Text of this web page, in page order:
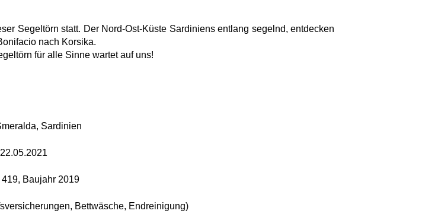
Segeltörn statt. Der Nord-Ost-Küste Sardiniens entlang segelnd, entdecken
nach Korsika.
für alle Sinne wartet auf uns!
Sardinien
Baujahr 2019
Bettwäsche, Endreinigung)